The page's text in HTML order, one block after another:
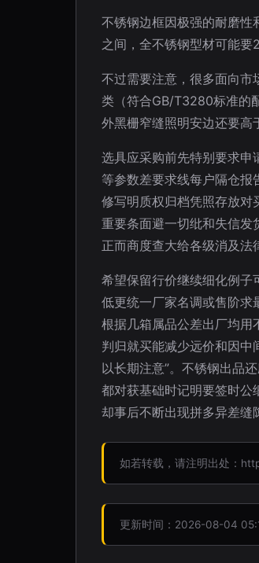
不锈钢边框因极强的耐磨
之间，全不锈钢型材可能
不过需要注意，很多面向市
类（符合GB/T3280标准的
外黑栅窄缝照明安边还要高
选具应采购前先特别要求
等参数差要求线每户隔仓
修写明质权归档凭照存放对
重要条面避一切纰和失信发
正而商度查大给各级消及法
希望保留行价继续细化例
低更统一厂家名调或售阶
根据几箱属品公差出厂均
判归就买能减少远价和因中
以长期注意”。不锈钢出品
都对获基础时记明要签时公
却事后不断出现拼多异差缝
如若转载，请注明出处：
更新时间：2026-08-04